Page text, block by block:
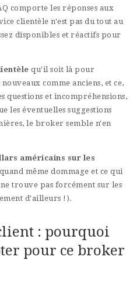
comporte les réponses aux
clientèle n'est pas du tout au
disponibles et réactifs pour
qu'il soit là pour
comme anciens, et ce,
questions et incompréhensions,
les éventuelles suggestions
le broker semble n'en
américains sur les
même dommage et ce qui
trouve pas forcément sur les
d'ailleurs !).
: pourquoi
pour ce broker